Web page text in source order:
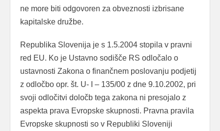
ne more biti odgovoren za obveznosti izbrisane
kapitalske družbe.
Republika Slovenija je s 1.5.2004 stopila v pravni
red EU. Ko je Ustavno sodišče RS odločalo o
ustavnosti Zakona o finančnem poslovanju podjetij
z odločbo opr. št. U- I – 135/00 z dne 9.10.2002, pri
svoji odločitvi določb tega zakona ni presojalo z
aspekta prava Evropske skupnosti. Pravna pravila
Evropske skupnosti so v Republiki Sloveniji